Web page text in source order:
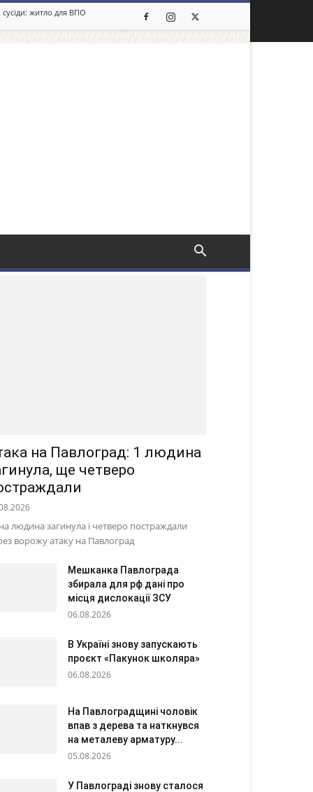
сусіди: житло для ВПО
на Павлоград: 1 людина
ще четверо
людина загинула і четверо постраждали
ворожу атаку на Павлоград
Мешканка Павлограда
збирала для рф дані про
місця дислокації ЗСУ
06.08.2026
В Україні знову запускають
проєкт «Пакунок школяра»
06.08.2026
На Павлоградщині чоловік
впав з дерева та наткнувся
на металеву арматуру...
05.08.2026
У Павлограді знову сталося